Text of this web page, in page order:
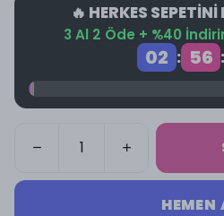
🔥 HERKES
3 Al 2 Öde + %40
02 : 56 :
HEMEN